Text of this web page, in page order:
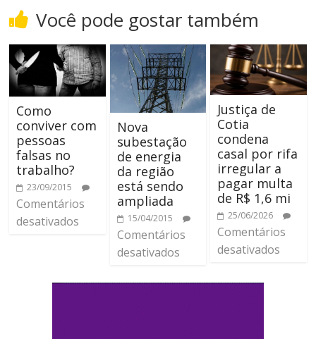
Você pode gostar também
Como
conviver com
pessoas
falsas no
trabalho?
23/09/2015
Comentários
desativados
Nova
subestação
de energia
da região
está sendo
ampliada
15/04/2015
Comentários
desativados
Justiça de
Cotia
condena
casal por rifa
irregular a
pagar multa
de R$ 1,6 mi
25/06/2026
Comentários
desativados